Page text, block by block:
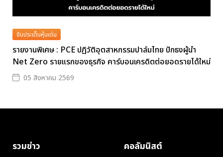
จับประเด็นหุ้นเด่น
รายงานพิเศษ : PCE ปฏิวัติอุตสาหกรรมปาล์มไทย ปักธงผู้นำ
Net Zero รายแรกของธุรกิจ คาร์บอนเครดิตต่อยอดรายได้ใหม่
05 สิงหาคม 2569
รวมข่าว คอลัมนิสต์